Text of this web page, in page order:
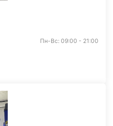
Пн-Вс: 09:00 - 21:00